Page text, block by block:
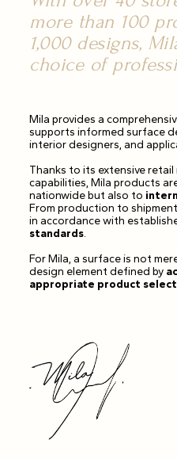
more than 100
1,000 designs,
choice of
Mila provides a
supports informed surface
interior designers, and
Thanks to its extensive
capabilities, Mila products
nationwide but also to
From production to
in accordance with
standards.
For Mila, a surface is not
design element defined by
appropriate product